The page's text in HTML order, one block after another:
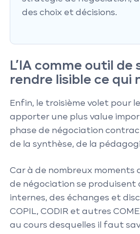
des choix et décisions.
L’IA comme outil de
rendre lisible ce qui
Enfin, le troisième volet pour
apporter une plus value
phase de négociation
de la synthèse, de la
Car à de nombreux moments
de négociation se produisent
internes, des échanges et
COPIL, CODIR et autres
au cours desquelles il faut